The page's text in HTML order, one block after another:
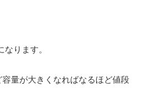
なります。
量が大きくなればなるほど値段